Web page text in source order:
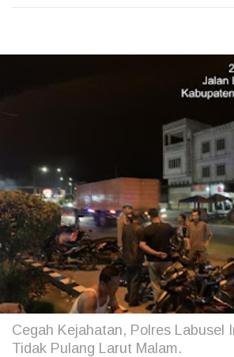
Cegah Kejahatan, Polres Labusel
Tidak Pulang Larut Malam.